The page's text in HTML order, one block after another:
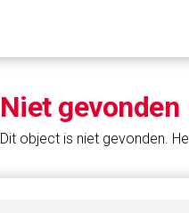
Niet gevonden
Dit object is niet gevonden.